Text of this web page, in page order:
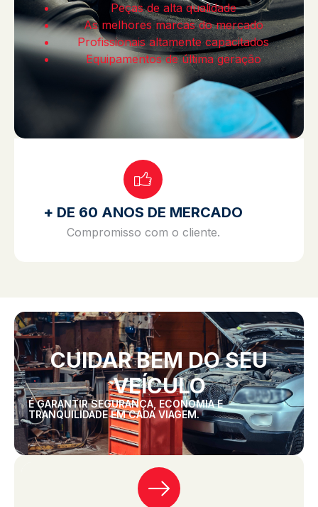
Peças de alta qualidade
As melhores marcas do mercado
Profissionais altamente capacitados
Equipamentos de última geração
+ DE 60 ANOS DE MERCADO
Compromisso com o cliente.
CUIDAR BEM DO SEU
VEÍCULO
É GARANTIR SEGURANÇA, ECONOMIA E
TRANQUILIDADE EM CADA VIAGEM.